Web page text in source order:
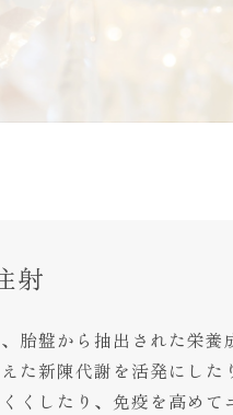
射
胎盤から抽出された栄養
た新陳代謝を活発にした
くしたり、免疫を高め